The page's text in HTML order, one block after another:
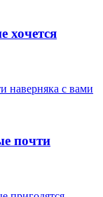
хочется
почти